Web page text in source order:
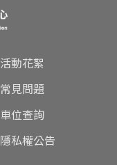
活動花絮
常見問題
車位查詢
隱私權公告